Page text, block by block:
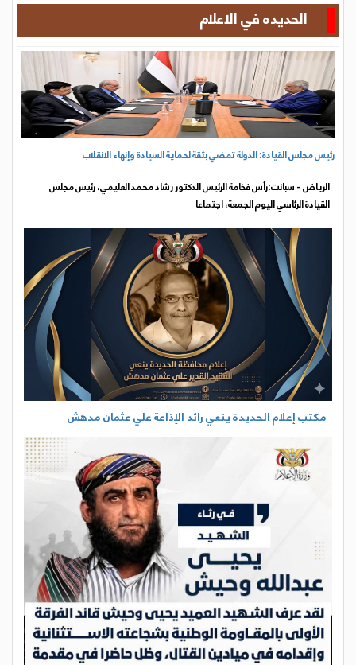
مكتب إعلام الحديدة ينعي رائد الإذاعة علي عثمان مدهش
أدان وزير الإعلام معمر الإرياني الجريمة الإرهابية التي استهدفت
العميد يحيى عبدالله وحيش
المزيد